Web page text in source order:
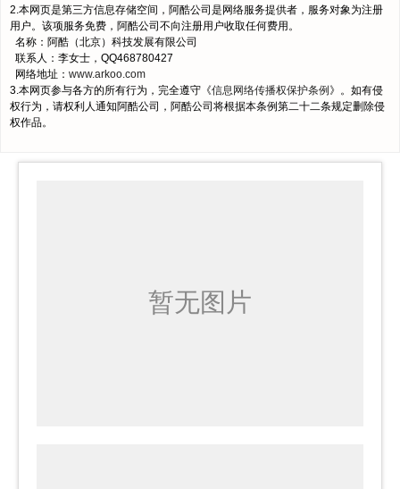
2.本网页是第三方信息存储空间，阿酷公司是网络服务提供者，服务对象为注册
用户。该项服务免费，阿酷公司不向注册用户收取任何费用。
名称：阿酷（北京）科技发展有限公司
联系人：李女士，QQ468780427
网络地址： www.arkoo.com
3.本网页参与各方的所有行为，完全遵守《信息网络传播权保护条例 》。如有侵
权行为，请权利人通知阿酷公司，阿酷公司将根据本条例第二十二条规定删除侵
权作品。